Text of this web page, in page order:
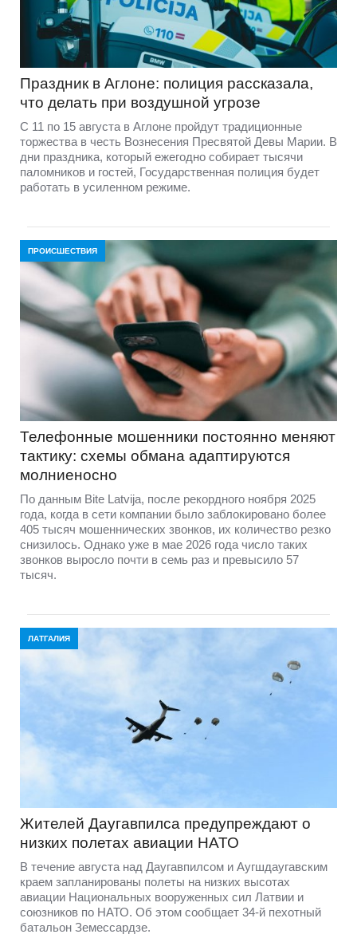
Праздник в Аглоне: полиция рассказала,
что делать при воздушной угрозе
С 11 по 15 августа в Аглоне пройдут традиционные
торжества в честь Вознесения Пресвятой Девы Марии. В
дни праздника, который ежегодно собирает тысячи
паломников и гостей, Государственная полиция будет
работать в усиленном режиме.
ПРОИСШЕСТВИЯ
Телефонные мошенники постоянно меняют
тактику: схемы обмана адаптируются
молниеносно
По данным Bite Latvija, после рекордного ноября 2025
года, когда в сети компании было заблокировано более
405 тысяч мошеннических звонков, их количество резко
снизилось. Однако уже в мае 2026 года число таких
звонков выросло почти в семь раз и превысило 57
тысяч.
ЛАТГАЛИЯ
Жителей Даугавпилса предупреждают о
низких полетах авиации НАТО
В течение августа над Даугавпилсом и Аугшдаугавским
краем запланированы полеты на низких высотах
авиации Национальных вооруженных сил Латвии и
союзников по НАТО. Об этом сообщает 34-й пехотный
батальон Земессардзе.